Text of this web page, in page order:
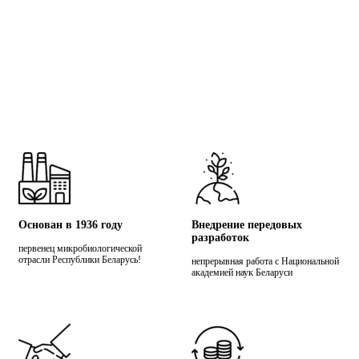
Основан в 1936 году
первенец микробиологической
отрасли Республики Беларусь!
Внедрение передовых
разработок
непрерывная работа с Национальной
академией наук Беларуси